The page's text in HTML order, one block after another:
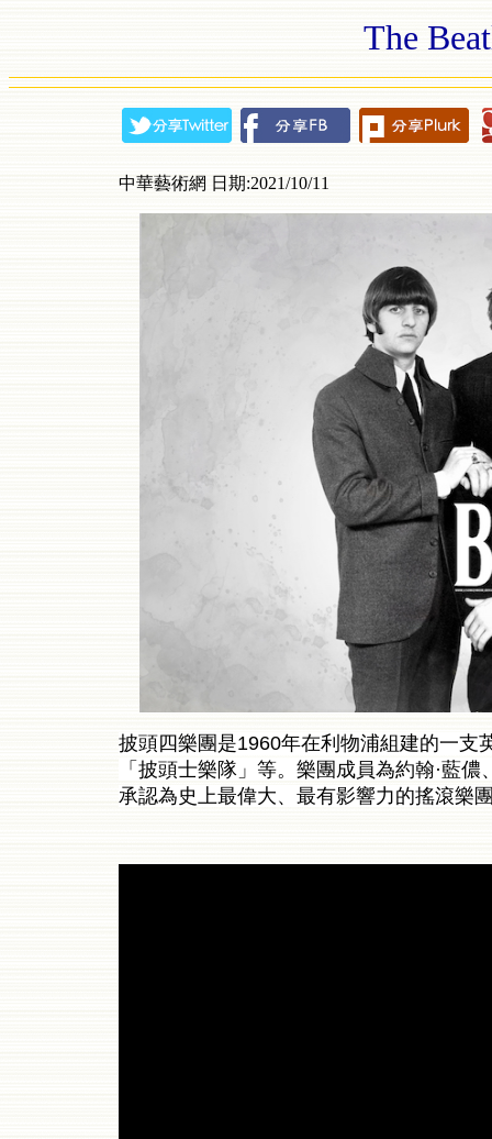
The
中華藝術網 日期:2021/10/11
披頭四樂團是1960年在利物浦組建的一支
「披頭士樂隊」等。樂團成員為約翰·藍
承認為史上最偉大、最有影響力的搖滾樂